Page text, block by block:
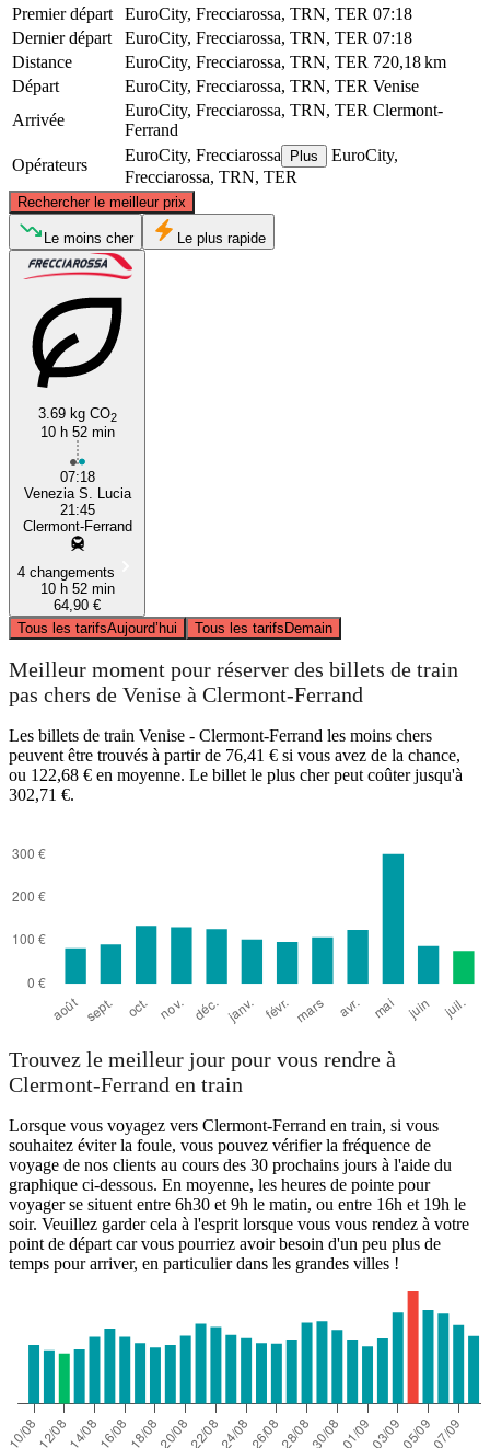
Premier départ
EuroCity, Frecciarossa, TRN, TER 07:18
Dernier départ
EuroCity, Frecciarossa, TRN, TER 07:18
Distance
EuroCity, Frecciarossa, TRN, TER 720,18 km
Départ
EuroCity, Frecciarossa, TRN, TER Venise
Arrivée
EuroCity, Frecciarossa, TRN, TER Clermont-
Ferrand
Opérateurs
EuroCity, Frecciarossa Plus
EuroCity,
Frecciarossa, TRN, TER
Rechercher le meilleur prix
Clermont-Ferrand
© CARTO
Le moins cher Le plus rapide
3.69 kg CO2
10 h 52 min
07:18
Venezia S. Lucia
21:45
Clermont-Ferrand
4 changements
10 h 52 min
64,90 €
Tous les tarifsAujourd’hui Tous les tarifsDemain
Meilleur moment pour réserver des billets de train
pas chers de Venise à Clermont-Ferrand
Les billets de train Venise - Clermont-Ferrand les moins chers
peuvent être trouvés à partir de 76,41 € si vous avez de la chance,
ou 122,68 € en moyenne. Le billet le plus cher peut coûter jusqu'à
302,71 €.
Trouvez le meilleur jour pour vous rendre à
Clermont-Ferrand en train
Lorsque vous voyagez vers Clermont-Ferrand en train, si vous
souhaitez éviter la foule, vous pouvez vérifier la fréquence de
voyage de nos clients au cours des 30 prochains jours à l'aide du
graphique ci-dessous. En moyenne, les heures de pointe pour
voyager se situent entre 6h30 et 9h le matin, ou entre 16h et 19h le
soir. Veuillez garder cela à l'esprit lorsque vous vous rendez à votre
point de départ car vous pourriez avoir besoin d'un peu plus de
temps pour arriver, en particulier dans les grandes villes !